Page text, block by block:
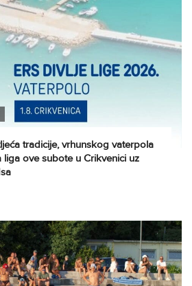
tradicije, vrhunskog vaterpola
liga ove subote u Crikvenici uz